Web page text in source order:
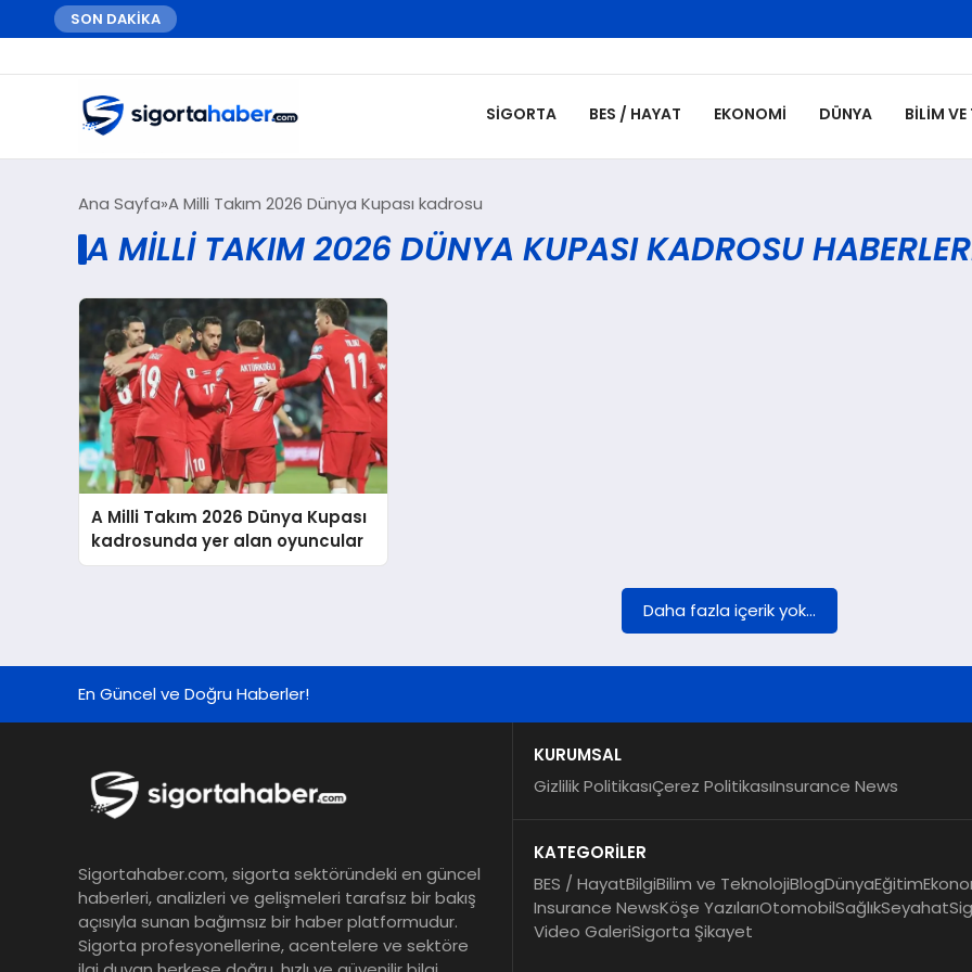
SON DAKİKA
SIGORTA BES / HAYAT EKONOMI DÜNYA BILIM
Ana Sayfa A Milli Takım 2026 Dünya Kupası kadrosu
A MILLI TAKIM 2026 DÜNYA KUPASI KADROSU
A Milli Takım 2026 Dünya Kupası
kadrosunda yer alan oyuncular
Daha fazla içerik yok...
En Güncel ve Doğru Haberler!
Sigortahaber.com, sigorta sektöründeki en güncel
haberleri, analizleri ve gelişmeleri tarafsız bir bakış
açısıyla sunan bağımsız bir haber platformudur.
Sigorta profesyonellerine, acentelere ve sektöre
KURUMSAL
Gizlilik PolitikasıÇerez PolitikasıInsurance News
KATEGORİLER
BES / HayatBilgiBilim ve TeknolojiBlogDünyaEğitim
Insurance NewsKöşe YazılarıOtomobilSağlıkSeyahat
Video GaleriSigorta Şikayet